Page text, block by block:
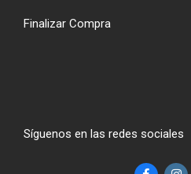
Finalizar Compra
Síguenos en las redes sociales